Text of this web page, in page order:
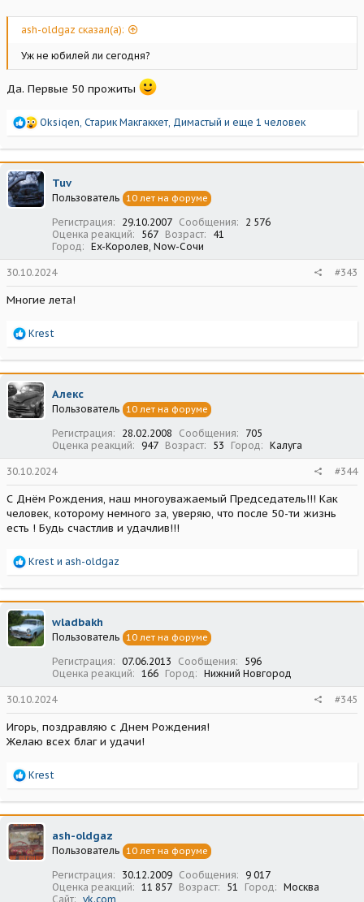
ash-oldgaz сказал(а):
Уж не юбилей ли сегодня?
Да. Первые 50 прожиты
Р
а
к
ц
и
и
Oksiqen Старик Макгаккет Димастый и еще 1 человек
Tuv
Пользователь 10 лет на форуме
Регистрация 29.10.2007 Сообщения
2 576
Оценка реакций
567 Возраст
41
Город
Ex-Королев, Now-Сочи
30.10.2024 #343
Многие лета!
Р
а
к
ц
и
и
Krest
Алекс
Пользователь 10 лет на форуме
Регистрация 28.02.2008 Сообщения
705
Оценка реакций
947 Возраст 53 Город Калуга
30.10.2024 #344
С Днём Рождения, наш многоуважаемый Председатель!!! Как
человек, которому немного за, уверяю, что после 50-ти жизнь
есть ! Будь счастлив и удачлив!!!
Р
а
к
ц
и
и
Krest и ash-oldgaz
wladbakh
Пользователь 10 лет на форуме
Регистрация 07.06.2013 Сообщения
596
Оценка реакций
166 Город Нижний Новгород
30.10.2024 #345
Игорь, поздравляю с Днем Рождения!
Желаю всех благ и удачи!
Р
а
к
ц
и
и
Krest
ash-oldgaz
Пользователь 10 лет на форуме
Регистрация 30.12.2009 Сообщения
9 017
Оценка реакций
11 857 Возраст 51 Город
Москва
Сайт
vk.com